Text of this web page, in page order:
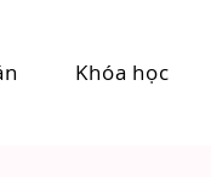
Khóa học